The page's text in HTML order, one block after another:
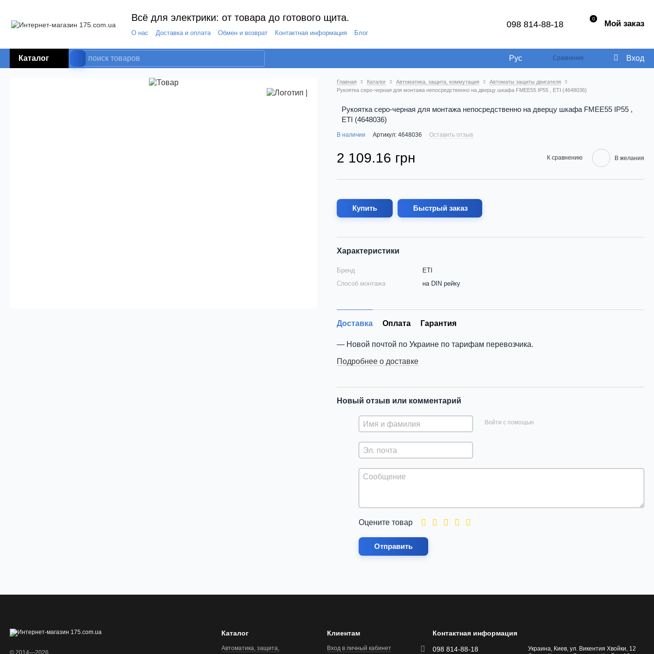
Всё для электрики: от товара до готового щита.
О нас Доставка и оплата Обмен и возврат Контактная информация Блог
098 814-88-18
0 Мой заказ
Каталог Рус Сравнение Вход
Главная Каталог Автоматика, защита, коммутация
Автоматы защиты двигателя
Рукоятка серо-черная для монтажа непосредственно на дверцу шкафа FMEE55 IP55 , ETI (4648036)
Рукоятка серо-черная для монтажа непосредственно на дверцу шкафа FMEE55 IP55 ,
ETI (4648036)
В наличии Артикул: 4648036 Оставить отзыв
2 109.16 грн К сравнению В желания
Купить Быстрый заказ
Характеристики
Бренд
ETI
Способ монтажа
на DIN рейку
Доставка Оплата Гарантия
Новой почтой по Украине по тарифам перевозчика.
Подробнее о доставке
Новый отзыв или комментарий
Войти с помощью
Оцените товар
Отправить
Каталог
Автоматика, защита,
Клиентам
Вход в личный кабинет
Контактная информация
098 814-88-18
Украина, Киев, ул. Викентия Хвойки, 12